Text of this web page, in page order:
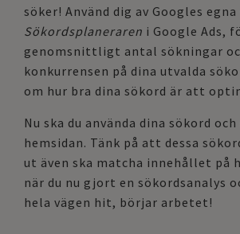
söker! Använd dig av Googles
Sökordsplaneraren i Google Ads,
genomsnittligt antal sökningar
konkurrensen på dina utvalda
om hur bra dina sökord är att
Nu ska du använda dina sökord
hemsidan. Tänk på att dessa
ut även ska matcha innehållet på
när du nu gjort en sökordsanalys
hela vägen hit, börjar arbetet!